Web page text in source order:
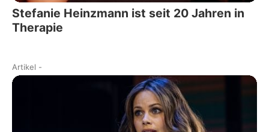
Stefanie Heinzmann ist seit 20 Jahren in
Therapie
Artikel -